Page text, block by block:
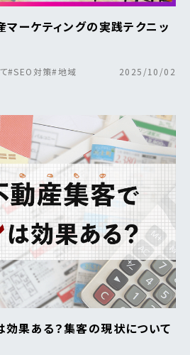
ーケティングの実践テクニッ
#SEO対策#地域
2025/10/02
果ある？集客の現状について